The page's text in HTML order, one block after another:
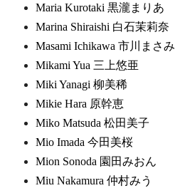
Maria Kurotaki 黒瀧まりあ
Marina Shiraishi 白石茉莉奈
Masami Ichikawa 市川まさみ
Mikami Yua 三上悠亜
Miki Yanagi 柳美稀
Mikie Hara 原幹恵
Miko Matsuda 松田美子
Mio Imada 今田美桜
Mion Sonoda 園田みおん
Miu Nakamura 仲村みう